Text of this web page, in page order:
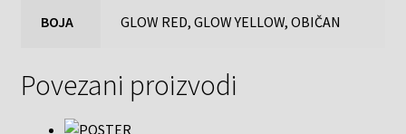
BOJA GLOW RED, GLOW YELLOW, OBIČAN
Povezani proizvodi